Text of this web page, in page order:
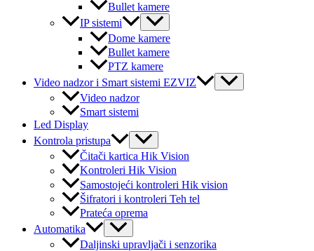
Bullet kamere
IP sistemi
Menu
Toggle
Dome kamere
Bullet kamere
PTZ kamere
Video nadzor i Smart sistemi EZVIZ
Menu
Toggle
Video nadzor
Smart sistemi
Led Display
Kontrola pristupa
Menu
Toggle
Čitači kartica Hik Vision
Kontroleri Hik Vision
Samostojeći kontroleri Hik vision
Šifratori i kontroleri Teh tel
Prateća oprema
Automatika
Menu
Toggle
Daljinski upravljači i senzorika